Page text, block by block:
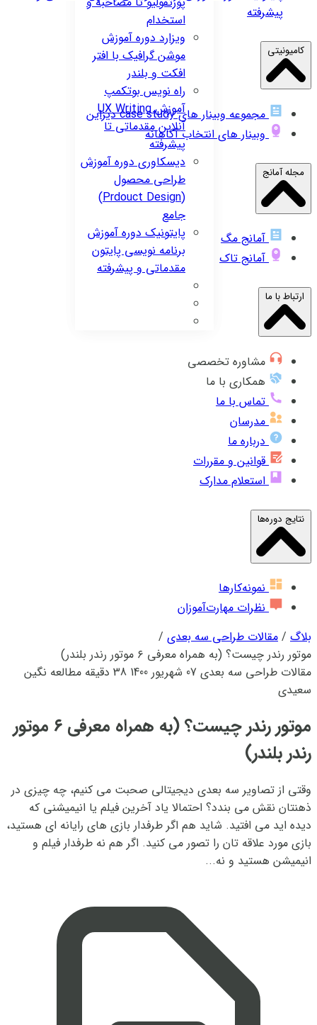
استخدام
ویزارددوره آموزش
موشن گرافیک با افتر
افکت و بلندر
راه نویسبوتکمپ
آموزش UX Writing
آنلاین مقدماتی تا
پیشرفته
دیسکاوریدوره آموزش
طراحی محصول
(Prdouct Design)
جامع
پایتونیکدوره آموزش
برنامه نویسی پایتون
مقدماتی و پیشرفته
پیشرفته
کامیونیتی
مجموعه وبینار های case study دیزاین
وبینار های انتخاب آگاهانه
مجله آمانج
آمانج مگ
آمانج تاک
ارتباط با ما
مشاوره تخصصی
همکاری با ما
تماس با ما
مدرسان
درباره ما
قوانین و مقررات
استعلام مدارک
نتایج دوره‌ها
نمونه‌کارها
نظرات مهارت‌آموزان
بلاگ / مقالات طراحی سه بعدی /
موتور رندر چیست؟ (به همراه معرفی ٦ موتور رندر بلندر)
مقالات طراحی سه بعدی 07 شهریور 1400 38 دقیقه مطالعه
نگین
سعیدی
موتور رندر چیست؟ (به همراه معرفی ٦ موتور
رندر بلندر)
وقتی از تصاویر سه بعدی دیجیتالی صحبت می کنیم، چه چیزی در
ذهنتان نقش می بندد؟ احتمالا یاد آخرین فیلم یا انیمیشنی که
دیده اید می افتید. شاید هم اگر طرفدار بازی های رایانه ای هستید،
بازی مورد علاقه تان را تصور می کنید. اگر هم نه طرفدار فیلم و
انیمیشن هستید و نه...